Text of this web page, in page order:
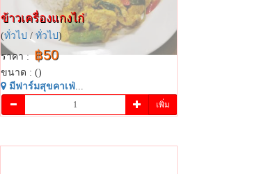
ข้าวเครื่องแกงไก่
(ทั่วไป / ทั่วไป)
ราคา :฿50
ขนาด : ()
มี​ฟาร์​มสุข​คาเฟ่​ ...
เพิ่ม